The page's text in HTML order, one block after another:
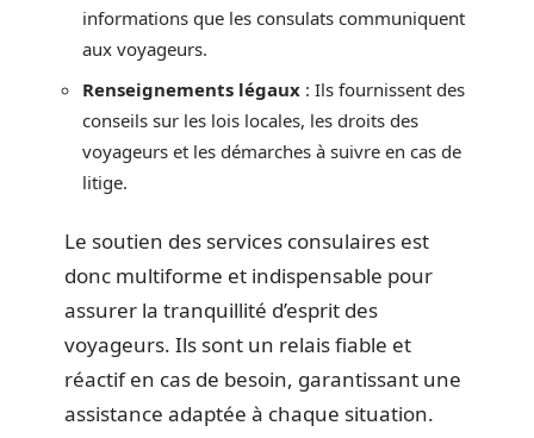
informations que les consulats communiquent
aux voyageurs.
Renseignements légaux : Ils fournissent des
conseils sur les lois locales, les droits des
voyageurs et les démarches à suivre en cas de
litige.
Le soutien des services consulaires est
donc multiforme et indispensable pour
assurer la tranquillité d’esprit des
voyageurs. Ils sont un relais fiable et
réactif en cas de besoin, garantissant une
assistance adaptée à chaque situation.